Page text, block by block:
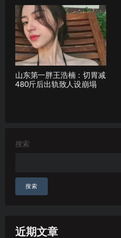
山东第一胖王浩楠：切胃减
480斤后出轨致人设崩塌
搜索
搜索
近期文章